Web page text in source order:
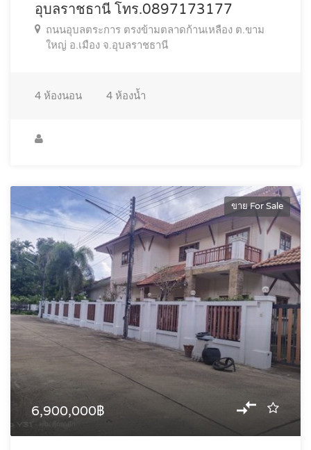
อุบลราชธานี โทร.0897173177
ถนนอุบลตระการ ตรงข้ามตลาดก้านเหลือง ต.ขาม
ใหญ่ อ.เมือง จ.อุบลราชธานี
4 ห้องนอน 4 ห้องน้ำ
ขาย For Sale
6,900,000฿